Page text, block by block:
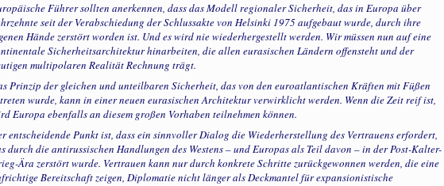
Führer sollten anerkennen, dass das Modell regionaler Sicherheit, das in Europa über
seit der Verabschiedung der Schlussakte von Helsinki 1975 aufgebaut wurde, durch ihre
Hände zerstört worden ist. Und es wird nie wiederhergestellt werden. Wir müssen nun auf eine
Sicherheitsarchitektur hinarbeiten, die allen eurasischen Ländern offensteht und der
multipolaren Realität Rechnung trägt.
Prinzip der gleichen und unteilbaren Sicherheit, das von den euroatlantischen Kräften mit Füßen
wurde, kann in einer neuen eurasischen Architektur verwirklicht werden. Wenn die Zeit reif ist,
Europa ebenfalls an diesem großen Vorhaben teilnehmen können.
entscheidende Punkt ist, dass ein sinnvoller Dialog die Wiederherstellung des Vertrauens erfordert,
durch die antirussischen Handlungen des Westens – und Europas als Teil davon – in der Post-Kalter-
Ära zerstört wurde. Vertrauen kann nur durch konkrete Schritte zurückgewonnen werden, die eine
Bereitschaft zeigen, Diplomatie nicht länger als Deckmantel für expansionistische